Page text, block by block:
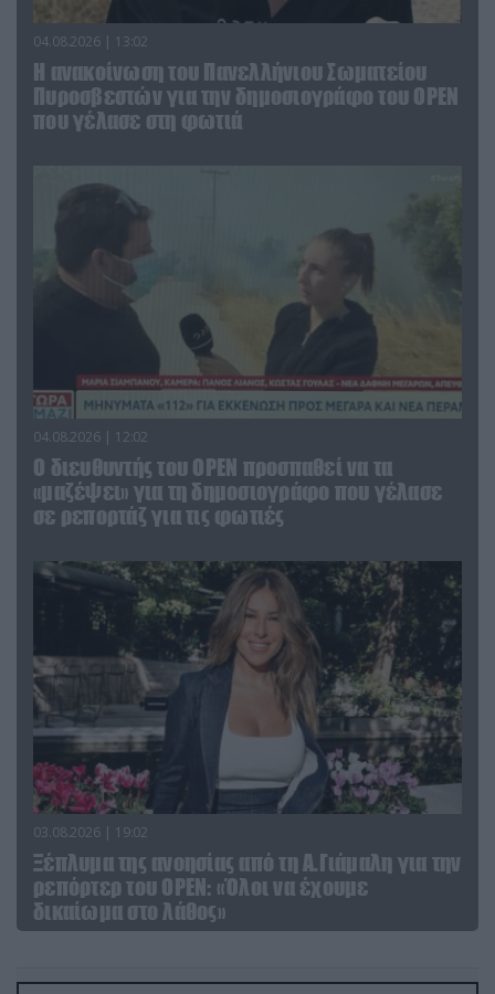
04.08.2026 | 13:02
Η ανακοίνωση του Πανελλήνιου Σωματείου
Πυροσβεστών για την δημοσιογράφο του OPEN
που γέλασε στη φωτιά
04.08.2026 | 12:02
O διευθυντής του OPEN προσπαθεί να τα
«μαζέψει» για τη δημοσιογράφο που γέλασε
σε ρεπορτάζ για τις φωτιές
03.08.2026 | 19:02
Ξέπλυμα της ανοησίας από τη Α.Γιάμαλη για την
ρεπόρτερ του ΟΡΕΝ: «Όλοι να έχουμε
δικαίωμα στο λάθος»